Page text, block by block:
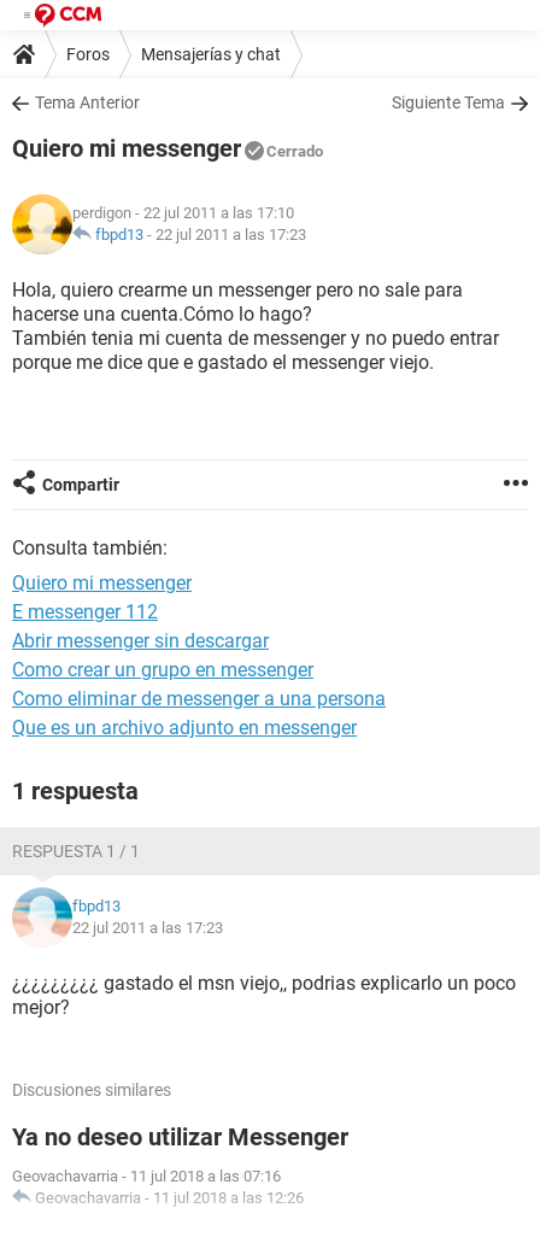
Foros Mensajerías y chat
Tema Anterior Siguiente Tema
Quiero mi messenger Cerrado
perdigon - 22 jul 2011 a las 17:10
fbpd13 - 22 jul 2011 a las 17:23
Hola, quiero crearme un messenger pero no sale para
hacerse una cuenta.Cómo lo hago?
También tenia mi cuenta de messenger y no puedo entrar
porque me dice que e gastado el messenger viejo.
Compartir
Consulta también:
Quiero mi messenger
E messenger 112
Abrir messenger sin descargar
Como crear un grupo en messenger
Como eliminar de messenger a una persona
Que es un archivo adjunto en messenger
1 respuesta
RESPUESTA 1 / 1
fbpd13
22 jul 2011 a las 17:23
¿¿¿¿¿¿¿¿¿ gastado el msn viejo,, podrias explicarlo un poco
mejor?
Discusiones similares
Ya no deseo utilizar Messenger
Geovachavarria - 11 jul 2018 a las 07:16
Geovachavarria - 11 jul 2018 a las 12:26